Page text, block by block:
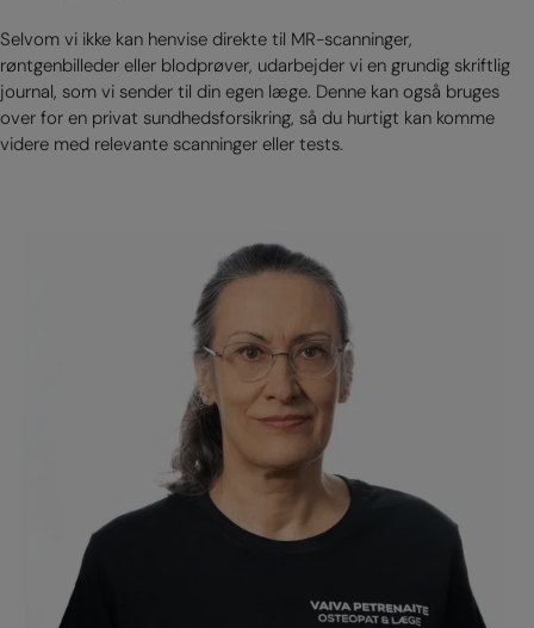
Selvom vi ikke kan henvise direkte til MR-scanninger,
røntgenbilleder eller blodprøver, udarbejder vi en grundig skriftlig
journal, som vi sender til din egen læge. Denne kan også bruges
over for en privat sundhedsforsikring, så du hurtigt kan komme
videre med relevante scanninger eller tests.